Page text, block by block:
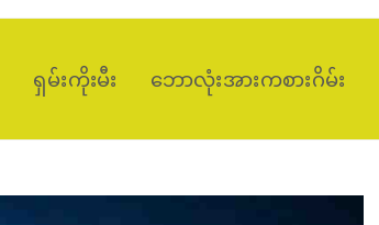
ရှမ်းကိုးမီး ဘောလုံးအားကစားဂိမ်း